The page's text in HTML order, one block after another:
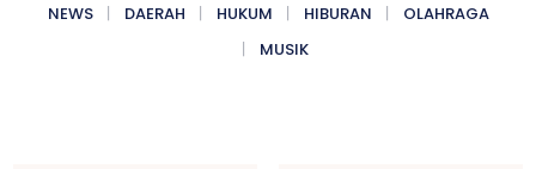
NEWS DAERAH HUKUM HIBURAN
OLAHRAGA
MUSIK